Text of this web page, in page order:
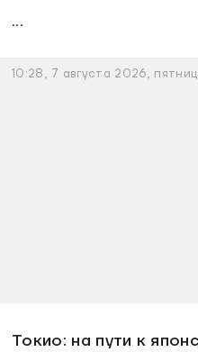
...
10:28, 7 августа 2026,
Токио: на пути к